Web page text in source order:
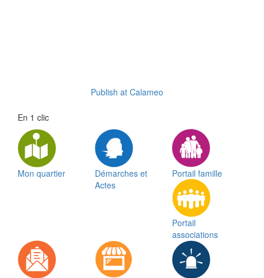
Publish at Calameo
En 1 clic
Mon quartier
Démarches et
Actes
Portail famille
Portail
associations